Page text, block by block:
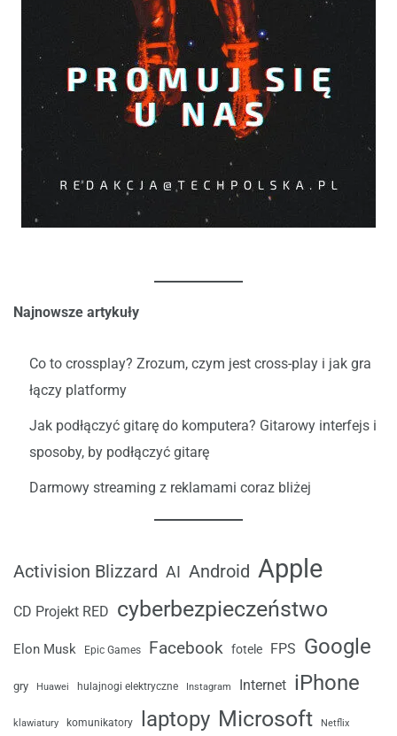
Najnowsze artykuły
Co to crossplay? Zrozum, czym jest cross-play i jak gra
łączy platformy
Jak podłączyć gitarę do komputera? Gitarowy interfejs i
sposoby, by podłączyć gitarę
Darmowy streaming z reklamami coraz bliżej
Activision Blizzard AI Android Apple
CD Projekt RED cyberbezpieczeństwo
Elon Musk Epic Games Facebook fotele FPS Google
gry Huawei hulajnogi elektryczne Instagram Internet iPhone
klawiatury komunikatory laptopy Microsoft Netflix